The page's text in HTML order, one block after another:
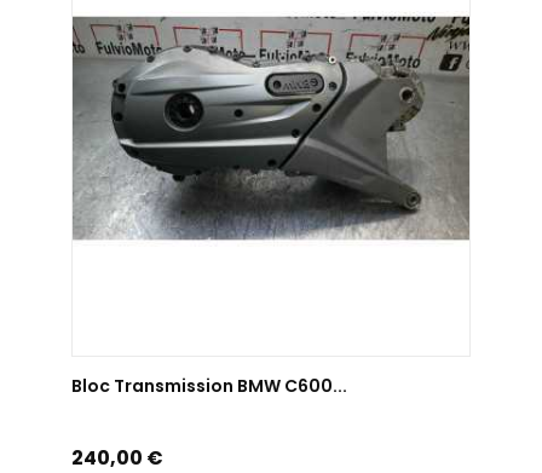
Bloc Transmission BMW C600...
Prix
240,00 €